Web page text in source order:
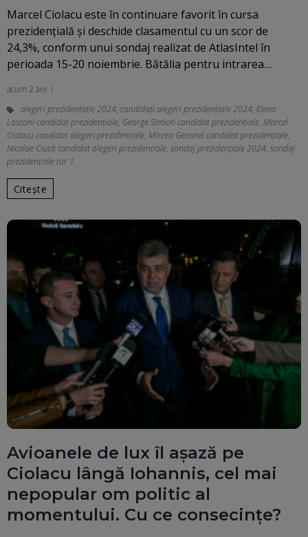
Marcel Ciolacu este în continuare favorit în cursa
prezidenţială şi deschide clasamentul cu un scor de
24,3%, conform unui sondaj realizat de AtlasIntel în
perioada 15-20 noiembrie. Bătălia pentru intrarea…
acum 2 ani
alegeri prezidenţiale 2024, candidați alegeri prezidențiale 2024, Elena
Lasconi candidat prezidentiale, George Simion candidat prezidențiale, Marcel
Ciolacu candidat alegeri prezidențiale, Mircea Geoană candidat prezidențiale,
Nicolae Ciucă candidat alegeri prezidențiale, sondaj prezidențiale 2024, sondaj
prezidențiale tur 1
Citește
Avioanele de lux îl așază pe
Ciolacu lângă Iohannis, cel mai
nepopular om politic al
momentului. Cu ce consecințe?